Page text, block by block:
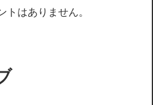
はありません。